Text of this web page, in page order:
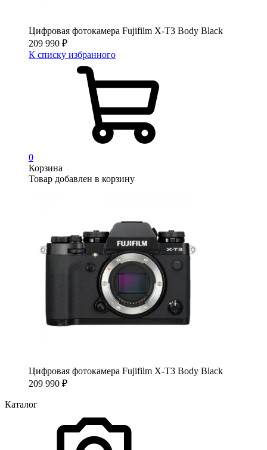
Цифровая фотокамера Fujifilm X-T3 Body Black
209 990 ₽
К списку избранного
0
Корзина
Товар добавлен в корзину
Цифровая фотокамера Fujifilm X-T3 Body Black
209 990 ₽
Каталог